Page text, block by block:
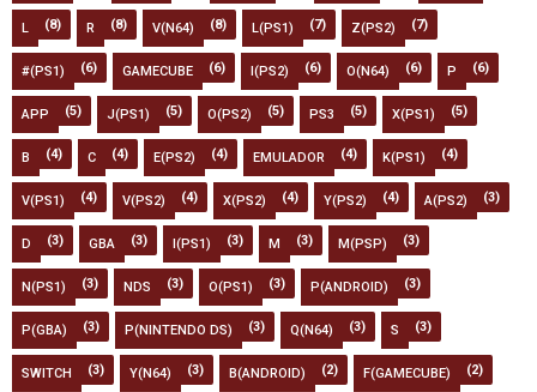
L (8) R (8) V(N64) (8) L(PS1) (7) Z(PS2) (7)
#(PS1) (6) GAMECUBE (6) I(PS2) (6) O(N64) (6) P (6)
APP (5) J(PS1) (5) O(PS2) (5) PS3 (5) X(PS1) (5)
B (4) C (4) E(PS2) (4) EMULADOR (4) K(PS1) (4)
V(PS1) (4) V(PS2) (4) X(PS2) (4) Y(PS2) (4) A(PS2) (3)
D (3) GBA (3) I(PS1) (3) M (3) M(PSP) (3)
N(PS1) (3) NDS (3) O(PS1) (3) P(ANDROID) (3)
P(GBA) (3) P(NINTENDO DS) (3) Q(N64) (3) S (3)
SWITCH (3) Y(N64) (3) B(ANDROID) (2) F(GAMECUBE) (2)